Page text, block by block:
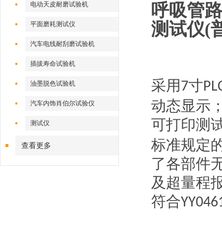
电动天皮耐磨试验机
平面磨耗测试仪
汽车电线耐刮磨试验机
插拔寿命试验机
油墨脱色试验机
汽车内饰肖伯尔试验仪
测试仪
查看更多
呼吸管
测试仪(
采用7寸
动态显示
可打印测
标准规定
了各部件
及超量程
符合